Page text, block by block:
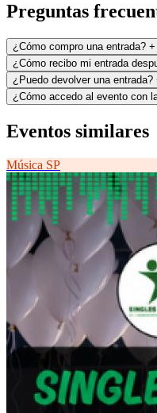
Preguntas
¿Cómo compro una entrada? +
¿Cómo recibo mi entrada
¿Puedo devolver una entrada?
¿Cómo accedo al evento con
Eventos similares
Música SP